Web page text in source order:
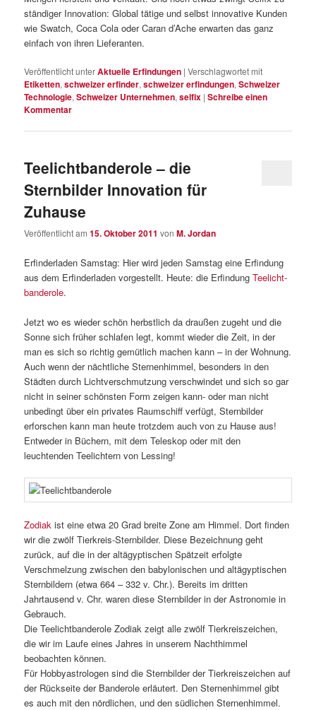
ständiger Innovation: Global tätige und selbst innovative Kunden
wie Swatch, Coca Cola oder Caran d’Ache erwarten das ganz
einfach von ihren Lieferanten.
Veröffentlicht unterAktuelle Erfindungen |Verschlagwortet mit
Etiketten,schweizer erfinder,schweizer erfindungen,Schweizer
Technologie,Schweizer Unternehmen,selfix |Schreibe einen
Kommentar
Teelicht­banderole – die
Sternbilder Innovation für
Zuhause
Veröffentlicht am15. Oktober 2011 vonM. Jordan
Erfinderladen Samstag: Hier wird jeden Samstag eine Erfindung
aus dem Erfinderladen vorgestellt. Heute: die ErfindungTeelicht­
banderole.
Jetzt wo es wieder schön herbstlich da draußen zugeht und die
Sonne sich früher schlafen legt, kommt wieder die Zeit, in der
man es sich so richtig gemütlich machen kann – in der Wohnung.
Auch wenn der nächtliche Sternenhimmel, besonders in den
Städten durch Lichtverschmutzung verschwindet und sich so gar
nicht in seiner schönsten Form zeigen kann- oder man nicht
unbedingt über ein privates Raumschiff verfügt, Sternbilder
erforschen kann man heute trotzdem auch von zu Hause aus!
Entweder in Büchern, mit dem Teleskop oder mit den
leuchtenden Teelichtern von Lessing!
Zodiak ist eine etwa 20 Grad breite Zone am Himmel. Dort finden
wir die zwölf Tierkreis-Sternbilder. Diese Bezeichnung geht
zurück, auf die in der altägyptischen Spätzeit erfolgte
Verschmelzung zwischen den babylonischen und altägyptischen
Sternbildern (etwa 664 – 332 v. Chr.). Bereits im dritten
Jahrtausend v. Chr. waren diese Sternbilder in der Astronomie in
Gebrauch.
Die Teelichtbanderole Zodiak zeigt alle zwölf Tierkreiszeichen,
die wir im Laufe eines Jahres in unserem Nachthimmel
beobachten können.
Für Hobbyastrologen sind die Sternbilder der Tierkreiszeichen auf
der Rückseite der Banderole erläutert. Den Sternenhimmel gibt
es auch mit den nördlichen, und den südlichen Sternenhimmel.